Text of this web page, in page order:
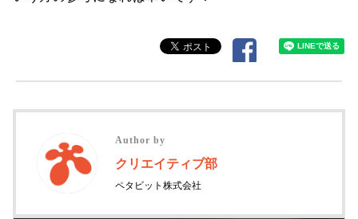
Author by
クリエイティブ部
ペタビット株式会社